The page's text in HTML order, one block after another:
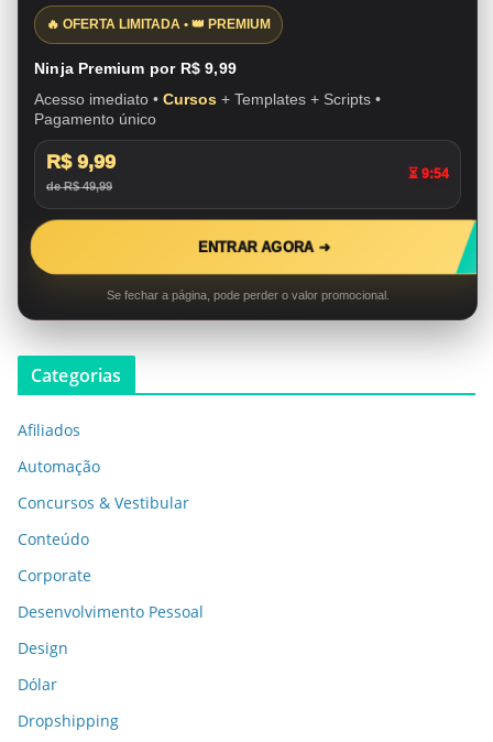
🔥 OFERTA LIMITADA • 👑 PREMIUM
Ninja Premium por R$ 9,99
Acesso imediato • Cursos + Templates + Scripts •
Pagamento único
R$ 9,99
de R$ 49,99
⏳ 9:53
ENTRAR AGORA ➜
Se fechar a página, pode perder o valor promocional.
Categorias
Afiliados
Automação
Concursos & Vestibular
Conteúdo
Corporate
Desenvolvimento Pessoal
Design
Dólar
Dropshipping